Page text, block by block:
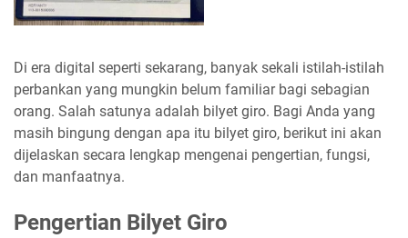
Di era digital seperti sekarang, banyak sekali istilah-istilah
perbankan yang mungkin belum familiar bagi sebagian
orang. Salah satunya adalah bilyet giro. Bagi Anda yang
masih bingung dengan apa itu bilyet giro, berikut ini akan
dijelaskan secara lengkap mengenai pengertian, fungsi,
dan manfaatnya.
Pengertian Bilyet Giro